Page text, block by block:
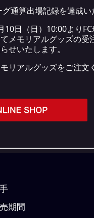
通算出場記録を達成い
10日（日）10:00より
メモリアルグッズの受
せいたします。
リアルグッズをご注文
期間